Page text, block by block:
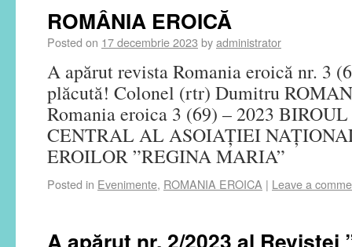
ROMÂNIA EROICĂ
Posted on 17 decembrie 2023 byadministrator
A apărut revista Romania eroică nr. 3
plăcută! Colonel (rtr) Dumitru
Romania eroica 3 (69) – 2023
CENTRAL AL ASOIAȚIEI
EROILOR ”REGINA MARIA”
Posted in Evenimente, ROMANIA EROICA | Leave a
A apărut nr. 2/2023 al Revistei